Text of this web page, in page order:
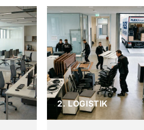
2. LOGISTIK